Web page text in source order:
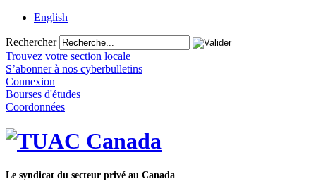
English
Rechercher
Trouvez votre section locale
S’abonner à nos cyberbulletins
Connexion
Bourses d'études
Coordonnées
Le syndicat du secteur privé au Canada